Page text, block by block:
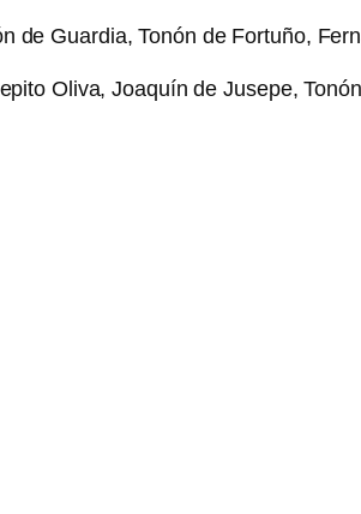
de Guardia, Tonón de Fortuño,
Oliva, Joaquín de Jusepe,